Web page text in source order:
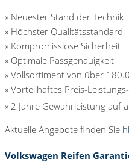
» Neuester Stand der Technik
» Höchster Qualitätsstandard
» Kompromisslose Sicherheit
» Optimale Passgenauigkeit
» Vollsortiment von über
» Vorteilhaftes Preis-
» 2 Jahre Gewährleistung auf
Aktuelle Angebote finden Sie
Volkswagen Reifen